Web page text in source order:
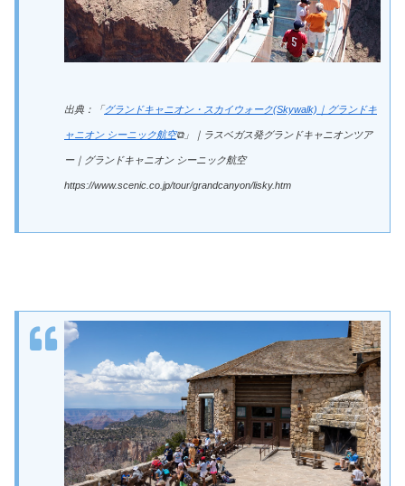
出典：「 グランドキャニオン・スカイウォーク(Skywalk)｜グランドキ
ャニオン シーニック航空⧉」｜ラスベガス発グランドキャニオンツア
ー｜グランドキャニオン シーニック航空
https://www.scenic.co.jp/tour/grandcanyon/lisky.htm